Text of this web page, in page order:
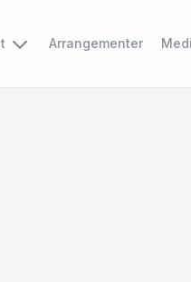
Arrangementer